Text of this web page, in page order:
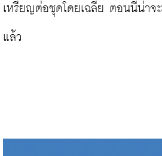
เหรียญต่อชุดโดยเฉลี่ย ตอนนี้น่าจะ
แล้ว